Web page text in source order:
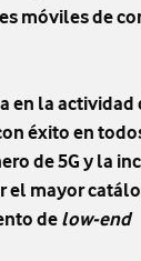
móviles de
en la
éxito en
de 5G y la
mayor
delow-end